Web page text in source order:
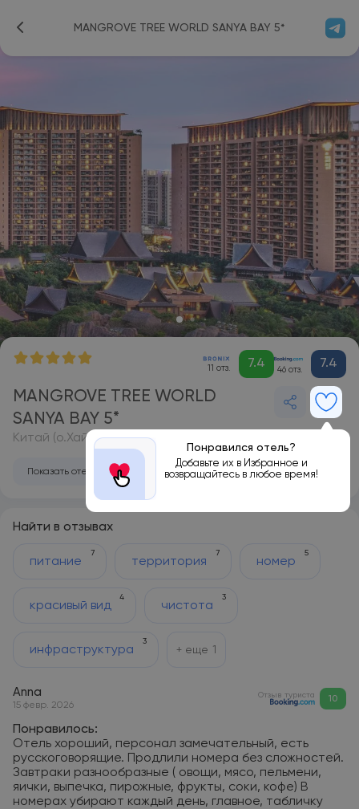
MANGROVE TREE WORLD SANYA BAY 5*
11 отз. 7.4 46 отз. 7.4
MANGROVE TREE WORLD
SANYA BAY 5*
Понравился отель?
Добавьте их в Избранное и
возвращайтесь в любое время!
Китай (о.Хайнань), Хайнань
Показать отель на карте
Найти в отзывах
питание
7
территория
7
номер
5
красивый вид
4
чистота
3
инфраструктура
3
+ еще 1
Anna
15 февр. 2026
Отзыв туриста 10
Понравилось:
Отель хороший, персонал замечательный, есть
русскоговорящие. Продлили номера без сложностей.
Завтраки разнообразные ( овощи, мясо, пельмени,
яички, выпечка, пирожные, фрукты, соки, кофе) В
номерах убирают каждый день, главное, табличку